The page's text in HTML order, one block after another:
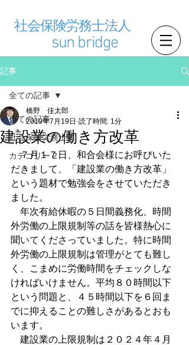
社会保険労務士法人
sun bridge
記事
全ての記事
社会保険労務士業
カテゴリー 2
全ての記事
建設業の働き方改革
橋野 佳太郎
2019年7月19日 読了時間: 1分
７月１７日、和合会様にお呼びいた
だきまして、「建設業の働き方改革」
という題材で勉強会をさせていただき
ました。
年次有給休暇の５日間義務化、時間
外労働の上限規制等の話を皆様熱心に
聞いてくださっていました。特に時間
外労働の上限規制は管理がとても難し
く、こまめに労働時間をチェックしな
ければいけません。平均８０時間以下
という問題と、４５時間以下を６回ま
でに抑えることの難しさがあるとおも
います。
建設業の上限規制は２０２４年４月